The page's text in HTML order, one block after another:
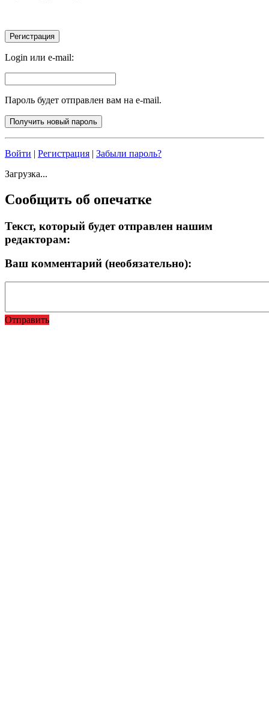
Login или e-mail:
Пароль будет отправлен вам на e-mail.
Войти | Регистрация | Забыли пароль?
Загрузка...
Сообщить об опечатке
Текст, который будет отправлен нашим
редакторам:
Ваш комментарий (необязательно):
Отправить